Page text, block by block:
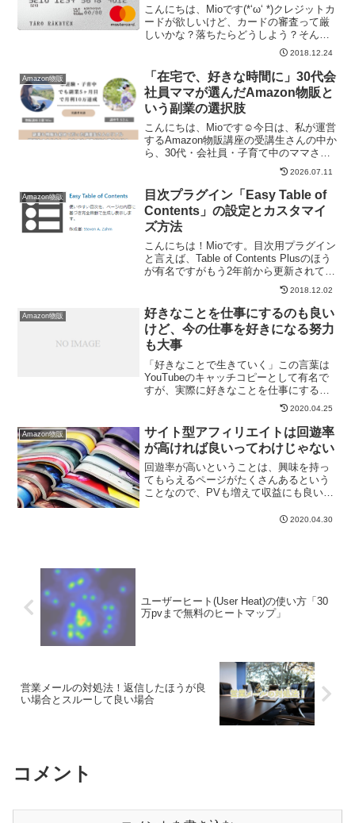
こんにちは、Mioです(*‘ω‘ *)クレジットカ
ードが欲しいけど、カードの審査って厳
しいかな？落ちたらどうしよう？そんな
人は、持っている人が多く審査も比較的
緩いと言われてる楽天カードを作ろうと
思うはず。でも、楽天カードであっても
「無職でも...
2018.12.24
Amazon物販
「在宅で、好きな時間に」30代会
社員ママが選んだAmazon物販と
いう副業の選択肢
こんにちは、Mioです☺︎今日は、私が運営
するAmazon物販講座の受講生さんの中か
ら、30代・会社員・子育て中のママさん
にインタビューをさせていただいたの
で、そのリアルな声をシェアしたいと思
います。この方は、講座を受け始めて5ヶ
月で月利1...
2026.07.11
Amazon物販
目次プラグイン「Easy Table of
Contents」の設定とカスタマイ
ズ方法
こんにちは！Mioです。目次用プラグイン
と言えば、Table of Contents Plusのほう
が有名ですがもう2年前から更新されてい
ないので「Easy Table of Contents」を導
入してみました('ω')ノ今回は、その設定...
2018.12.02
Amazon物販
好きなことを仕事にするのも良い
けど、今の仕事を好きになる努力
も大事
「好きなことで生きていく」この言葉は
YouTubeのキャッチコピーとして有名で
すが、実際に好きなことを仕事にする生
活は、誰もが憧れることですよね。そし
て、今の時代はそれを実現させることは
そんなに難しくありません。Youtuberも
そうですが...
2020.04.25
Amazon物販
サイト型アフィリエイトは回遊率
が高ければ良いってわけじゃない
回遊率が高いということは、興味を持っ
てもらえるページがたくさんあるという
ことなので、PVも増えて収益にも良い影
ージも記事を読んでくれるような高い回
2020.04.30
ユーザーヒート(User Heat)の使い方「30
万pvまで無料のヒートマップ」
営業メールの対処法！返信したほうが良
い場合とスルーして良い場合
コメント